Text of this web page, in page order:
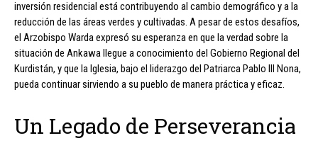
inversión residencial está contribuyendo al cambio demográfico y a la
reducción de las áreas verdes y cultivadas. A pesar de estos desafíos,
el Arzobispo Warda expresó su esperanza en que la verdad sobre la
situación de Ankawa llegue a conocimiento del Gobierno Regional del
Kurdistán, y que la Iglesia, bajo el liderazgo del Patriarca Pablo III Nona,
pueda continuar sirviendo a su pueblo de manera práctica y eficaz.
Un Legado de Perseverancia